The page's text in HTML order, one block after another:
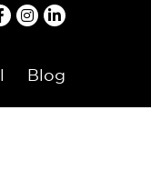
Blog